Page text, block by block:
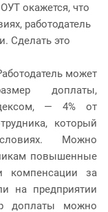
окажется, что
работодатель
Сделать это
может
доплаты,
— 4% от
который
Можно
повышенные
компенсации за
на предприятии
доплаты можно